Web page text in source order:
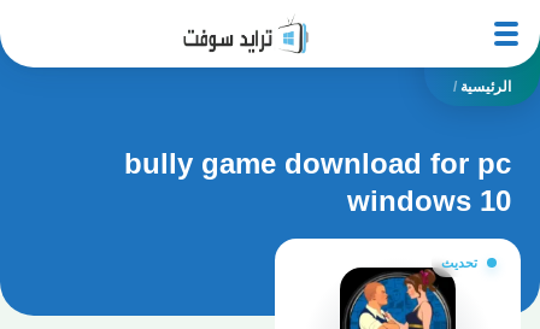
الرئيسية /
bully game download for pc
windows 10
تحديث